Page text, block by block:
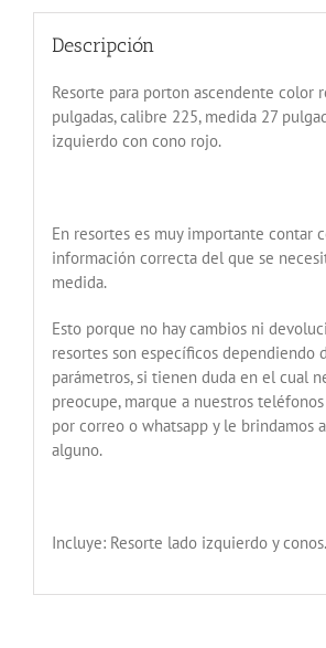
Descripción
Resorte para porton ascendente color
pulgadas, calibre 225, medida 27
izquierdo con cono rojo.
En resortes es muy importante contar
información correcta del que se
medida.
Esto porque no hay cambios ni
resortes son específicos dependiendo
parámetros, si tienen duda en el cual
preocupe, marque a nuestros
por correo o whatsapp y le brindamos
alguno.
Incluye: Resorte lado izquierdo y conos.